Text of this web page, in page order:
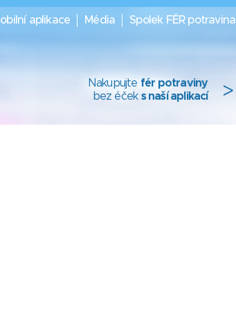
aplikace Média Spolek FÉR potravina
Nakupujte fér potraviny
bez éček s naší aplikací >